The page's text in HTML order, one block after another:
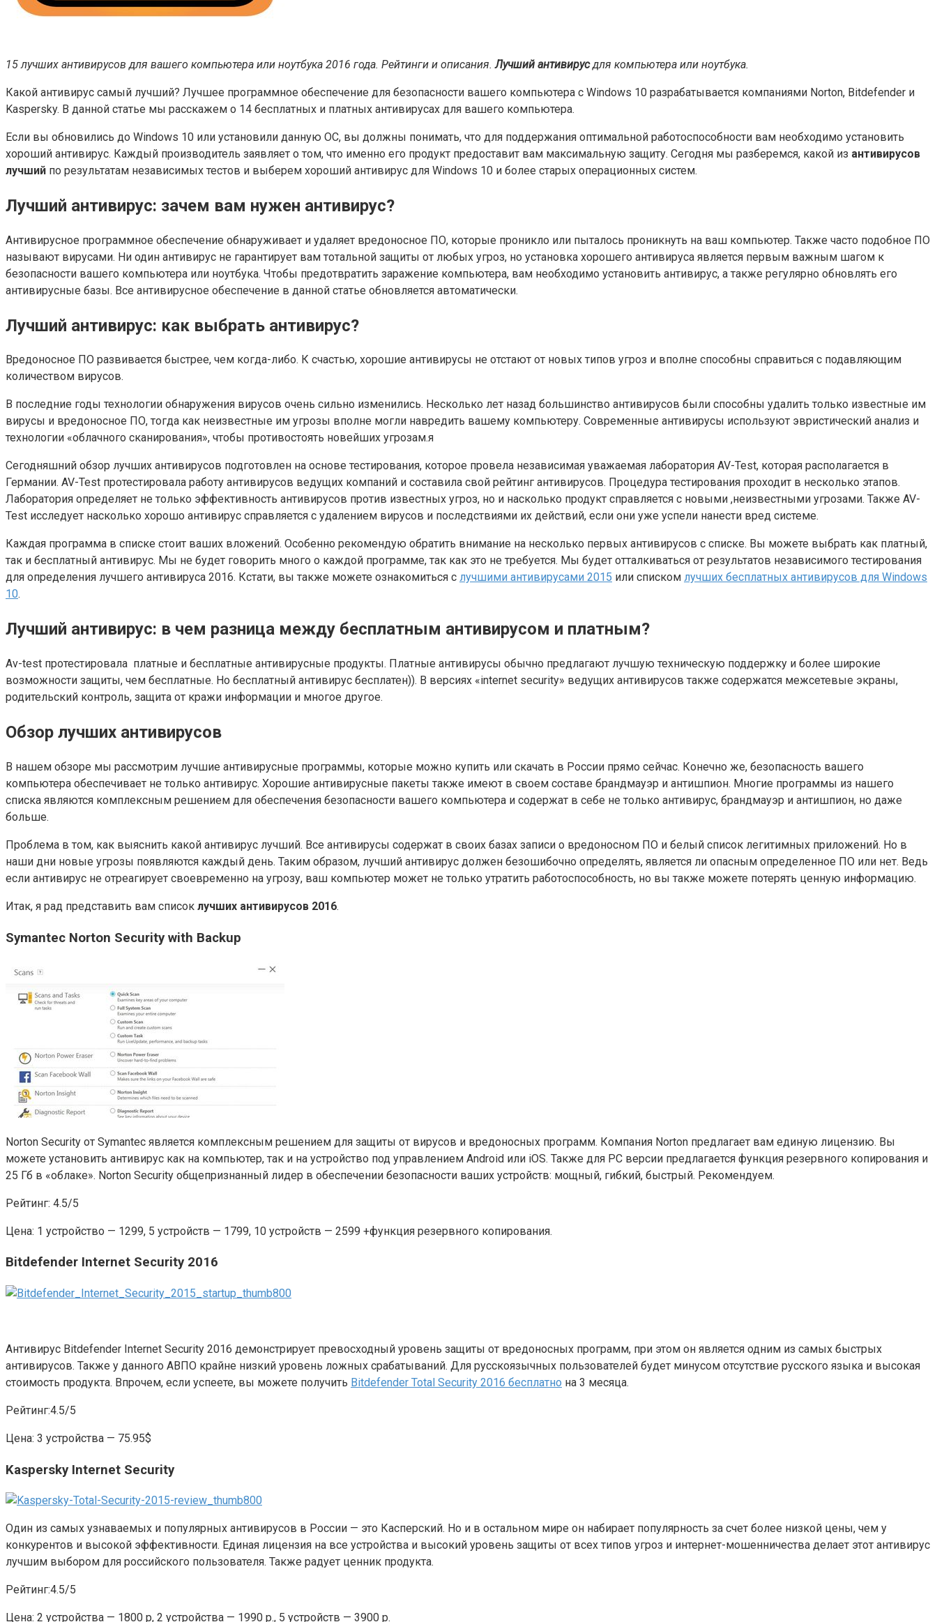
15 лучших антивирусов для вашего компьютера или ноутбука 2016 года. Рейтинги и описания.Лучший антивирусдля компьютера или ноутбука.
Какой антивирус самый лучший? Лучшее программное обеспечение для безопасности вашего компьютера с Windows 10 разрабатывается компаниями Norton, Bitdefender и
Kaspersky. В данной статье мы расскажем о 14 бесплатных и платных антивирусах для вашего компьютера.
Если вы обновились до Windows 10 или установили данную ОС, вы должны понимать, что для поддержания оптимальной работоспособности вам необходимо установить
хороший антивирус. Каждый производитель заявляет о том, что именно его продукт предоставит вам максимальную защиту. Сегодня мы разберемся, какой из антивирусов
лучший по результатам независимых тестов и выберем хороший антивирус для Windows 10 и более старых операционных систем.
Лучший антивирус: зачем вам нужен антивирус?
Антивирусное программное обеспечение обнаруживает и удаляет вредоносное ПО, которые проникло или пыталось проникнуть на ваш компьютер. Также часто подобное ПО
называют вирусами. Ни один антивирус не гарантирует вам тотальной защиты от любых угроз, но установка хорошего антивируса является первым важным шагом к
безопасности вашего компьютера или ноутбука. Чтобы предотвратить заражение компьютера, вам необходимо установить антивирус, а также регулярно обновлять его
антивирусные базы. Все антивирусное обеспечение в данной статье обновляется автоматически.
Лучший антивирус: как выбрать антивирус?
Вредоносное ПО развивается быстрее, чем когда-либо. К счастью, хорошие антивирусы не отстают от новых типов угроз и вполне способны справиться с подавляющим
количеством вирусов.
В последние годы технологии обнаружения вирусов очень сильно изменились. Несколько лет назад большинство антивирусов были способны удалить только известные им
вирусы и вредоносное ПО, тогда как неизвестные им угрозы вполне могли навредить вашему компьютеру. Современные антивирусы используют эвристический анализ и
технологии «облачного сканирования», чтобы противостоять новейших угрозам.я
Сегодняшний обзор лучших антивирусов подготовлен на основе тестирования, которое провела независимая уважаемая лаборатория AV-Test, которая располагается в
Германии. AV-Test протестировала работу антивирусов ведущих компаний и составила свой рейтинг антивирусов. Процедура тестирования проходит в несколько этапов.
Лаборатория определяет не только эффективность антивирусов против известных угроз, но и насколько продукт справляется с новыми ,неизвестными угрозами. Также AV-
Test исследует насколько хорошо антивирус справляется с удалением вирусов и последствиями их действий, если они уже успели нанести вред системе.
Каждая программа в списке стоит ваших вложений. Особенно рекомендую обратить внимание на несколько первых антивирусов с списке. Вы можете выбрать как платный,
так и бесплатный антивирус. Мы не будет говорить много о каждой программе, так как это не требуется. Мы будет отталкиваться от результатов независимого тестирования
для определения лучшего антивируса 2016. Кстати, вы также можете ознакомиться с лучшими антивирусами 2015 или списком лучших бесплатных антивирусов для Windows
10.
Лучший антивирус: в чем разница между бесплатным антивирусом и платным?
Av-test протестировала платные и бесплатные антивирусные продукты. Платные антивирусы обычно предлагают лучшую техническую поддержку и более широкие
возможности защиты, чем бесплатные. Но бесплатный антивирус бесплатен)). В версиях «internet security» ведущих антивирусов также содержатся межсетевые экраны,
родительский контроль, защита от кражи информации и многое другое.
Обзор лучших антивирусов
В нашем обзоре мы рассмотрим лучшие антивирусные программы, которые можно купить или скачать в России прямо сейчас. Конечно же, безопасность вашего
компьютера обеспечивает не только антивирус. Хорошие антивирусные пакеты также имеют в своем составе брандмауэр и антишпион. Многие программы из нашего
списка являются комплексным решением для обеспечения безопасности вашего компьютера и содержат в себе не только антивирус, брандмауэр и антишпион, но даже
больше.
Проблема в том, как выяснить какой антивирус лучший. Все антивирусы содержат в своих базах записи о вредоносном ПО и белый список легитимных приложений. Но в
наши дни новые угрозы появляются каждый день. Таким образом, лучший антивирус должен безошибочно определять, является ли опасным определенное ПО или нет. Ведь
если антивирус не отреагирует своевременно на угрозу, ваш компьютер может не только утратить работоспособность, но вы также можете потерять ценную информацию.
Итак, я рад представить вам список лучших антивирусов 2016.
Symantec Norton Security with Backup
Norton Security от Symantec является комплексным решением для защиты от вирусов и вредоносных программ. Компания Norton предлагает вам единую лицензию. Вы
можете установить антивирус как на компьютер, так и на устройство под управлением Android или iOS. Также для PC версии предлагается функция резервного копирования и
25 Гб в «облаке». Norton Security общепризнанный лидер в обеспечении безопасности ваших устройств: мощный, гибкий, быстрый. Рекомендуем.
Рейтинг: 4.5/5
Цена: 1 устройство — 1299, 5 устройств — 1799, 10 устройств — 2599 +функция резервного копирования.
Bitdefender Internet Security 2016
Антивирус Bitdefender Internet Security 2016 демонстрирует превосходный уровень защиты от вредоносных программ, при этом он является одним из самых быстрых
антивирусов. Также у данного АВПО крайне низкий уровень ложных срабатываний. Для русскоязычных пользователей будет минусом отсутствие русского языка и высокая
стоимость продукта. Впрочем, если успеете, вы можете получить Bitdefender Total Security 2016 бесплатно на 3 месяца.
Рейтинг:4.5/5
Цена: 3 устройства — 75.95$
Kaspersky Internet Security
Один из самых узнаваемых и популярных антивирусов в России — это Касперский. Но и в остальном мире он набирает популярность за счет более низкой цены, чем у
конкурентов и высокой эффективности. Единая лицензия на все устройства и высокий уровень защиты от всех типов угроз и интернет-мошенничества делает этот антивирус
лучшим выбором для российского пользователя. Также радует ценник продукта.
Рейтинг:4.5/5
Цена: 2 устройства — 1800 р, 2 устройства — 1990 р., 5 устройств — 3900 р.